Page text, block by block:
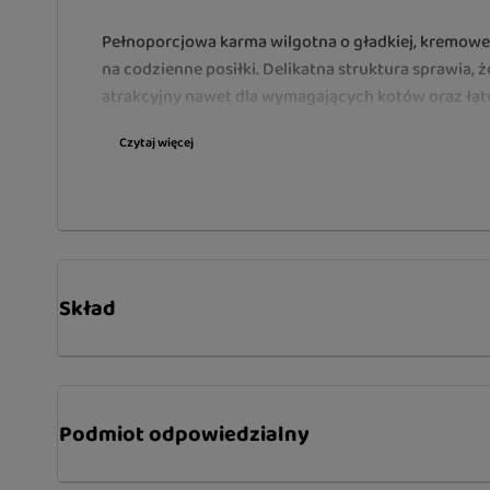
Pełnoporcjowa karma wilgotna o gładkiej,
na codzienne posiłki. Delikatna struktura sprawia,
atrakcyjny nawet dla wymagających kotów oraz
Wysoka wilgotność – wsparcie nawodnienia i
Jednolita struktura – lepsze trawienie i mniejsze
Idealna dla wymagających kotów
Czytaj więcej
Skład
Podmiot odpowiedzialny